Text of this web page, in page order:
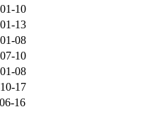
10
13
08
10
08
17
16